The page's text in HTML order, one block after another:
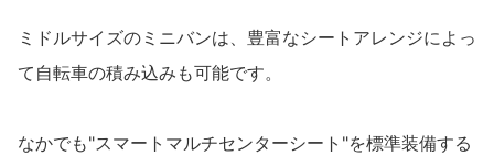
ミドルサイズのミニバンは、豊富なシートアレンジによっ
て自転車の積み込みも可能です。
なかでも"スマートマルチセンターシート"を標準装備する